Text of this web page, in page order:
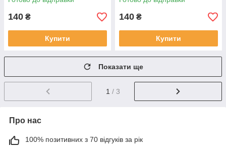
140 ₴
Купити
140 ₴
Купити
Показати ще
1 / 3
Про нас
100% позитивних з 70 відгуків за рік